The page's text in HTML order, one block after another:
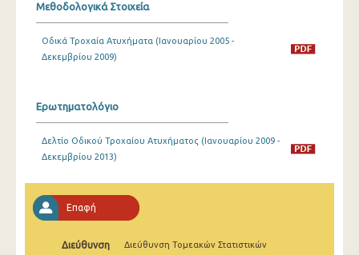
Ιουλίου 2025
Μαΐου 2025
Μαρτίου 2025
Ιανουαρίου 2025
Δεκεμβρίου 2024
Μεθοδολογικά Στοιχεία
Οδικά Τροχαία Ατυχήματα (Ιανουαρίου 2005 -
Δεκεμβρίου 2009)
Ερωτηματολόγιο
Δελτίο Οδικού Τροχαίου Ατυχήματος (Ιανουαρίου 2009 -
Δεκεμβρίου 2013)
Επαφή
Διεύθυνση Διεύθυνση Τομεακών Στατιστικών